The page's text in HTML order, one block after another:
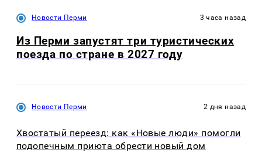
Новости Перми 3 часа назад
Из Перми запустят три туристических
поезда по стране в 2027 году
Новости Перми 2 дня назад
Хвостатый переезд: как «Новые люди» помогли
подопечным приюта обрести новый дом